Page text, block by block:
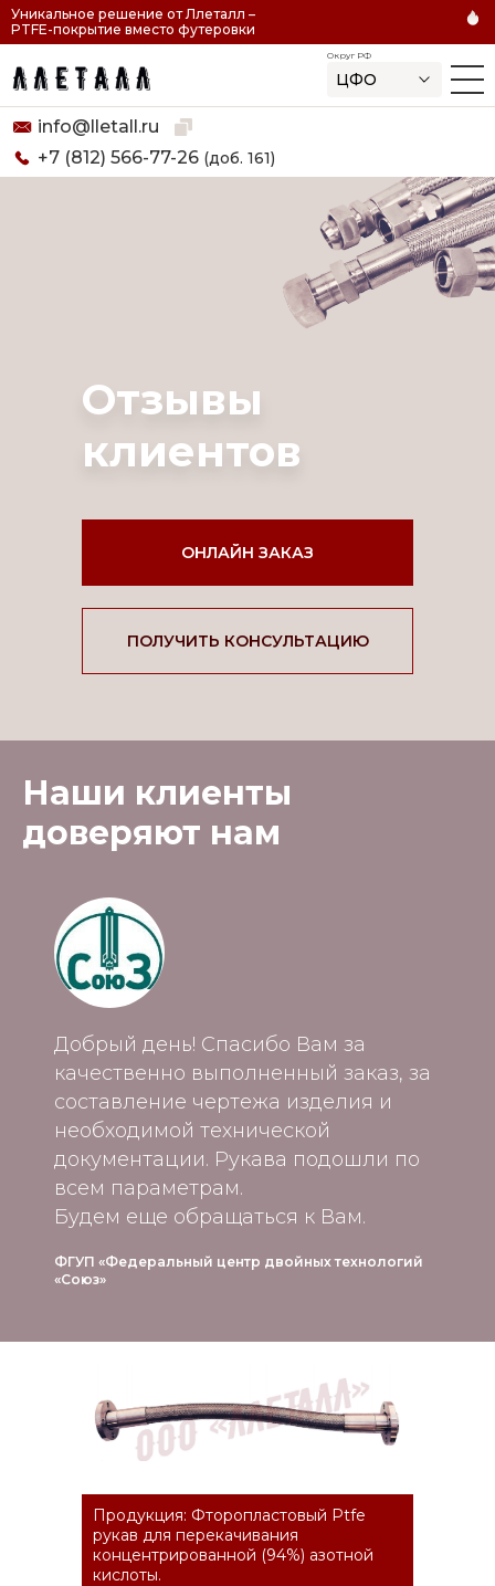
Уникальное решение от Ллеталл –
PTFE-покрытие вместо футеровки
Скопировано
info@lletall.ru
+7 (812) 566-77-26 (доб. 161)
ЦФО
Округ РФ
Отзывы
клиентов
Отзывы
клиентов
ОНЛАЙН ЗАКАЗ
ПОЛУЧИТЬ КОНСУЛЬТАЦИЮ
Наши клиенты
доверяют нам
Добрый день! Спасибо Вам за
качественно выполненный заказ, за
составление чертежа изделия и
необходимой технической
документации. Рукава подошли по
всем параметрам.
Будем еще обращаться к Вам.
ФГУП «Федеральный центр двойных технологий
«Союз»
Продукция: Фторопластовый Ptfe
рукав для перекачивания
концентрированной (94%) азотной
кислоты.